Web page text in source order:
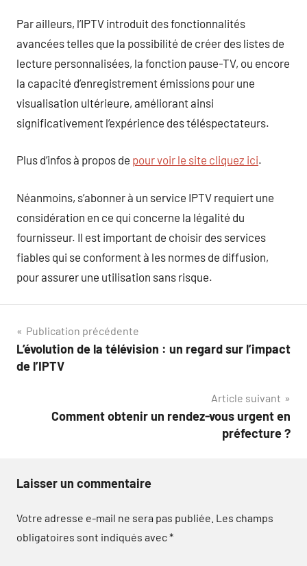
Par ailleurs, l’IPTV introduit des fonctionnalités
avancées telles que la possibilité de créer des listes de
lecture personnalisées, la fonction pause-TV, ou encore
la capacité d’enregistrement émissions pour une
visualisation ultérieure, améliorant ainsi
significativement l’expérience des téléspectateurs.
Plus d’infos à propos de pour voir le site cliquez ici.
Néanmoins, s’abonner à un service IPTV requiert une
considération en ce qui concerne la légalité du
fournisseur. Il est important de choisir des services
fiables qui se conforment à les normes de diffusion,
pour assurer une utilisation sans risque.
Navigation
de
Publication précédente
L’évolution de la télévision : un regard sur l’impact
de l’IPTV
Article suivant
Comment obtenir un rendez-vous urgent en
préfecture ?
Laisser un commentaire
Votre adresse e-mail ne sera pas publiée. Les champs
obligatoires sont indiqués avec*